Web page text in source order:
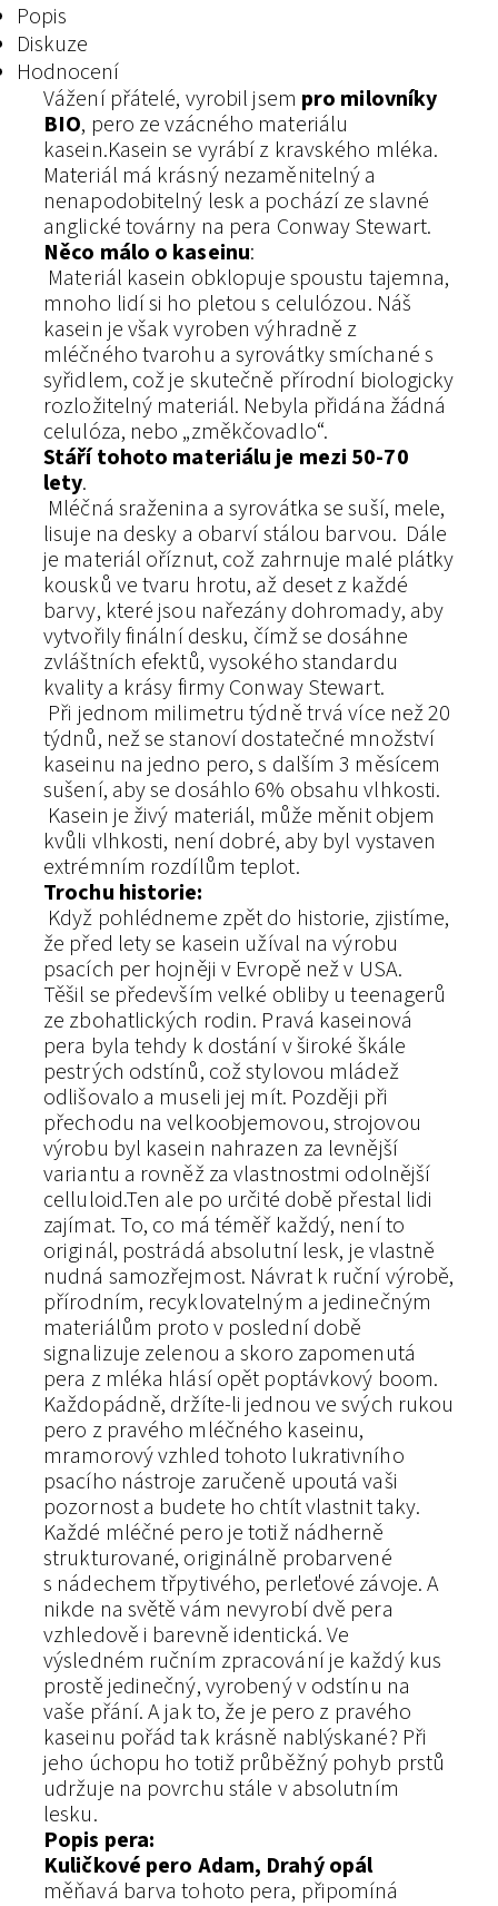
Popis
Diskuze
Hodnocení
Vážení přátelé, vyrobil jsem pro milovníky
BIO, pero ze vzácného materiálu
kasein.Kasein se vyrábí z kravského mléka.
Materiál má krásný nezaměnitelný a
nenapodobitelný lesk a pochází ze slavné
anglické továrny na pera Conway Stewart.
Něco málo o kaseinu:
Materiál kasein obklopuje spoustu tajemna,
mnoho lidí si ho pletou s celulózou. Náš
kasein je však vyroben výhradně z
mléčného tvarohu a syrovátky smíchané s
syřidlem, což je skutečně přírodní biologicky
rozložitelný materiál. Nebyla přidána žádná
celulóza, nebo „změkčovadlo“.
Stáří tohoto materiálu je mezi 50-70
lety.
Mléčná sraženina a syrovátka se suší, mele,
lisuje na desky a obarví stálou barvou. Dále
je materiál oříznut, což zahrnuje malé plátky
kousků ve tvaru hrotu, až deset z každé
barvy, které jsou nařezány dohromady, aby
vytvořily finální desku, čímž se dosáhne
zvláštních efektů, vysokého standardu
kvality a krásy firmy Conway Stewart.
Při jednom milimetru týdně trvá více než 20
týdnů, než se stanoví dostatečné množství
kaseinu na jedno pero, s dalším 3 měsícem
sušení, aby se dosáhlo 6% obsahu vlhkosti.
Kasein je živý materiál, může měnit objem
kvůli vlhkosti, není dobré, aby byl vystaven
extrémním rozdílům teplot.
Trochu historie:
Když pohlédneme zpět do historie, zjistíme,
že před lety se kasein užíval na výrobu
psacích per hojněji v Evropě než v USA.
Těšil se především velké obliby u teenagerů
ze zbohatlických rodin. Pravá kaseinová
pera byla tehdy k dostání v široké škále
pestrých odstínů, což stylovou mládež
odlišovalo a museli jej mít. Později při
přechodu na velkoobjemovou, strojovou
výrobu byl kasein nahrazen za levnější
variantu a rovněž za vlastnostmi odolnější
celluloid.Ten ale po určité době přestal lidi
zajímat. To, co má téměř každý, není to
originál, postrádá absolutní lesk, je vlastně
nudná samozřejmost. Návrat k ruční výrobě,
přírodním, recyklovatelným a jedinečným
materiálům proto v poslední době
signalizuje zelenou a skoro zapomenutá
pera z mléka hlásí opět poptávkový boom.
Každopádně, držíte-li jednou ve svých rukou
pero z pravého mléčného kaseinu,
mramorový vzhled tohoto lukrativního
psacího nástroje zaručeně upoutá vaši
pozornost a budete ho chtít vlastnit taky.
Každé mléčné pero je totiž nádherně
strukturované, originálně probarvené
s nádechem třpytivého, perleťové závoje. A
nikde na světě vám nevyrobí dvě pera
vzhledově i barevně identická. Ve
výsledném ručním zpracování je každý kus
prostě jedinečný, vyrobený v odstínu na
vaše přání. A jak to, že je pero z pravého
kaseinu pořád tak krásně nablýskané? Při
jeho úchopu ho totiž průběžný pohyb prstů
udržuje na povrchu stále v absolutním
lesku.
Popis pera:
Kuličkové pero Adam, Drahý opál
měňavá barva tohoto pera, připomíná